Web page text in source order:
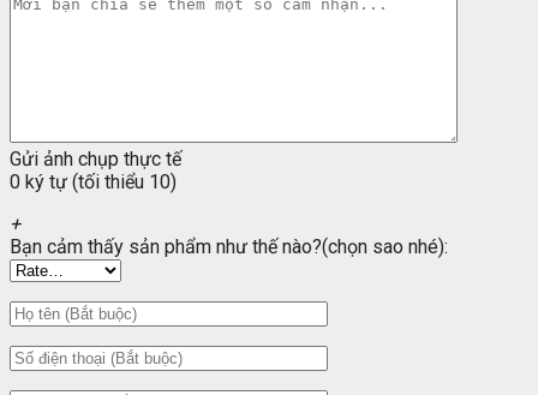
Gửi ảnh chụp thực tế
0 ký tự (tối thiểu 10)
+
Bạn cảm thấy sản phẩm như thế nào?(chọn sao nhé):